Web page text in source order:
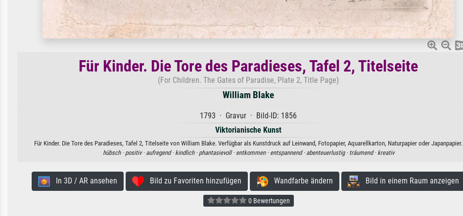
Für Kinder. Die Tore des Paradieses, Tafel 2, Titelseite
(For Children. The Gates of Paradise, Plate 2, Title Page)
William Blake
1793 · Gravur · Bild-ID: 1856
Viktorianische Kunst
Für Kinder. Die Tore des Paradieses, Tafel 2, Titelseite von William Blake. Verfügbar als Kunstdruck auf Leinwand, Fotopapier, Aquarellkarton, Naturpapier oder Japanpapier.
hübsch · positiv · aufregend · kindlich · phantasievoll · entkommen · entspannend · abenteuerlustig · träumend · kreativ
In 3D / AR ansehen Bild zu Favoriten hinzufügen Wandfarbe ändern Bild in einem Raum anzeigen
0 Bewertungen